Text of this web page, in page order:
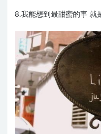
8.我能想到最甜蜜的事 就